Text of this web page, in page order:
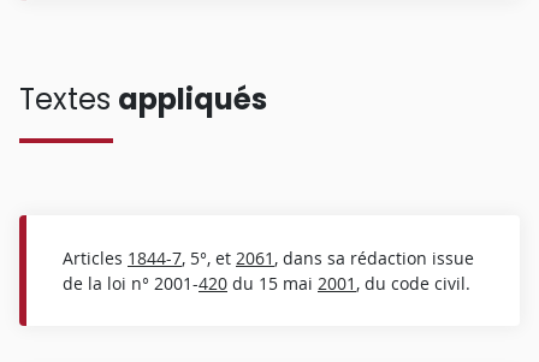
Textes appliqués
Articles 1844-7, 5°, et 2061 , dans sa rédaction issue
de la loi n° 2001-420 du 15 mai 2001 , du code civil.